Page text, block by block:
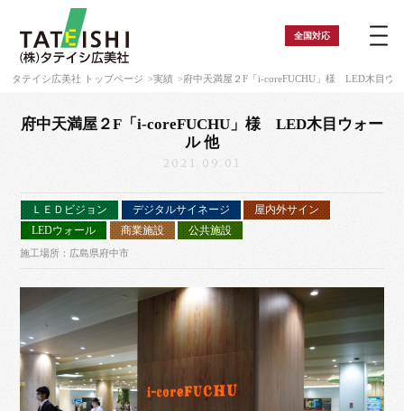
全国対応
タテイシ広美社 トップページ 実績 府中天満屋２F「i-coreFUCHU」様 LED木目ウ
府中天満屋２F「i-coreFUCHU」様 LED木目ウォー
ル 他
2021.09.01
ＬＥＤビジョン デジタルサイネージ
屋内外サイン
LEDウォール
商業施設 公共施設
施工場所：広島県府中市